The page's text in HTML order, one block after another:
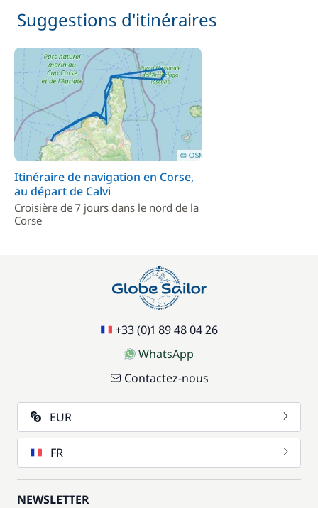
Suggestions d'itinéraires
Itinéraire de navigation en Corse,
au départ de Calvi
Croisière de 7 jours dans le nord de la
Corse
+33 (0)1 89 48 04 26
WhatsApp
Contactez-nous
EUR
FR
NEWSLETTER